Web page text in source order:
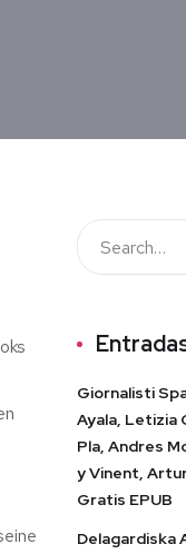
Giornalisti
Ayala, Letizia
Pla, Andres
y Vinent,
Gratis EPUB
Delagardiska